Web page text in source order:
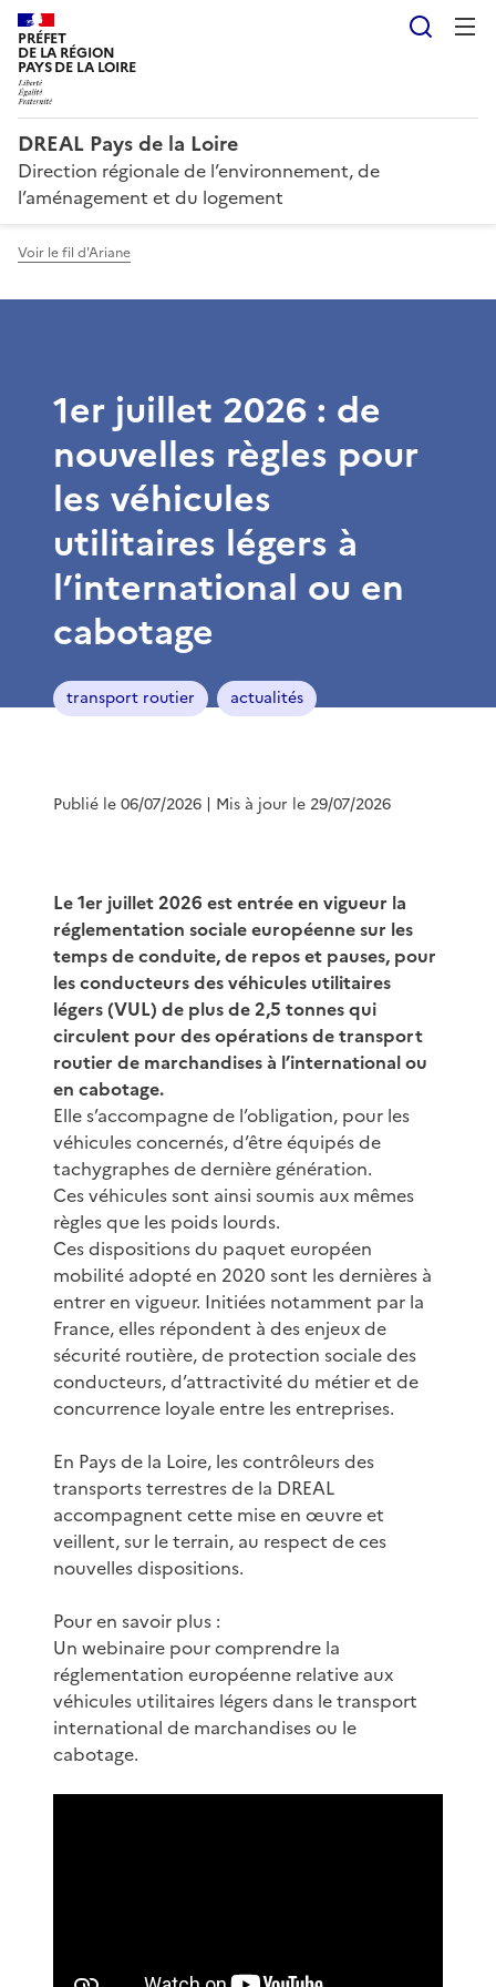
PRÉFET
DE LA RÉGION
PAYS DE LA LOIRE
DREAL Pays de la Loire
Direction régionale de l’environnement, de
l’aménagement et du logement
Voir le fil d'Ariane
1er juillet 2026 : de
nouvelles règles pour
les véhicules
utilitaires légers à
l’international ou en
cabotage
transport routier actualités
Publié le 06/07/2026 | Mis à jour le 29/07/2026
Le 1er juillet 2026 est entrée en vigueur la
réglementation sociale européenne sur les
temps de conduite, de repos et pauses, pour
les conducteurs des véhicules utilitaires
légers (VUL) de plus de 2,5 tonnes qui
circulent pour des opérations de transport
routier de marchandises à l’international ou
en cabotage.
Elle s’accompagne de l’obligation, pour les
véhicules concernés, d’être équipés de
tachygraphes de dernière génération.
Ces véhicules sont ainsi soumis aux mêmes
règles que les poids lourds.
Ces dispositions du paquet européen
mobilité adopté en 2020 sont les dernières à
entrer en vigueur. Initiées notamment par la
France, elles répondent à des enjeux de
sécurité routière, de protection sociale des
conducteurs, d’attractivité du métier et de
concurrence loyale entre les entreprises.
En Pays de la Loire, les contrôleurs des
transports terrestres de la DREAL
accompagnent cette mise en œuvre et
veillent, sur le terrain, au respect de ces
nouvelles dispositions.
Pour en savoir plus :
Un webinaire pour comprendre la
réglementation européenne relative aux
véhicules utilitaires légers dans le transport
international de marchandises ou le
cabotage.